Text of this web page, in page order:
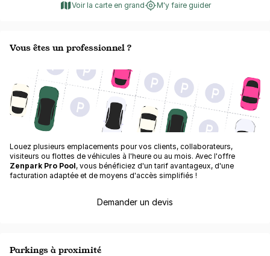
Voir la carte en grand M'y faire guider
Vous êtes un professionnel ?
Louez plusieurs emplacements pour vos clients, collaborateurs,
visiteurs ou flottes de véhicules à l'heure ou au mois. Avec l'offre
Zenpark Pro Pool, vous bénéficiez d'un tarif avantageux, d'une
facturation adaptée et de moyens d'accès simplifiés !
Demander un devis
Parkings à proximité